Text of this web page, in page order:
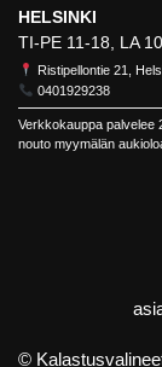
HELSINKI
TI-PE 11-18, LA
Ristipellontie 21,
0401929238
Verkkokauppa palvelee
nouto myymälän
©